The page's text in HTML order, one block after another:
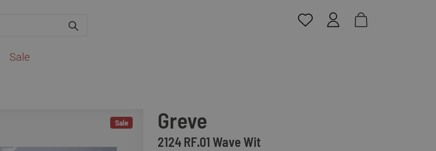
Sale
Sale Greve
2124 RF.01 Wave Wit